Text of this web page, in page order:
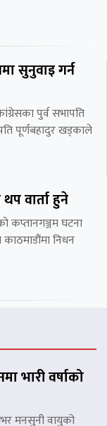
सुनुवाइ गर्न
पुर्व सभापति
पूर्णबहादुर खड्काले
वार्ता हुने
कप्तानगञ्जम घटना
निधन
भारी वर्षाको
मनसुनी वायुको